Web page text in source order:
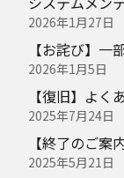
2026年1月27日
【お詫び】一
2026年1月5日
【復旧】よ
2025年7月24日
【終了のご
2025年5月21日